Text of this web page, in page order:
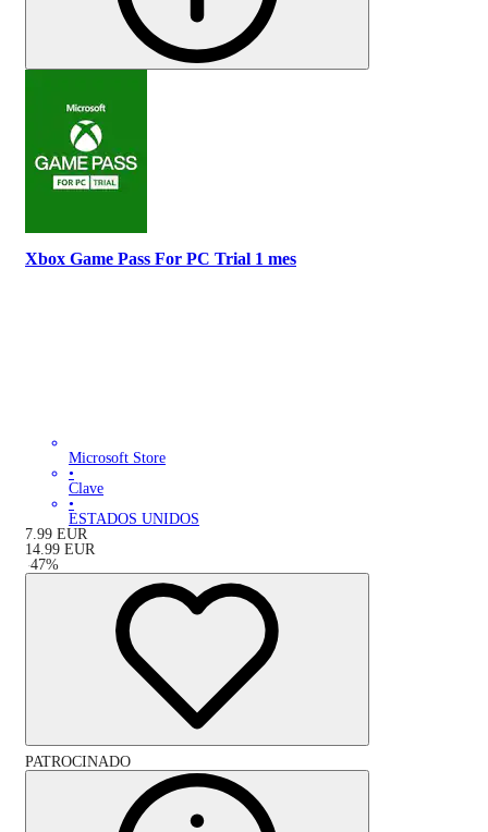
Xbox Game Pass For PC Trial 1 mes
Microsoft Store
•
Clave
•
ESTADOS UNIDOS
7.99 EUR
14.99 EUR
-47%
PATROCINADO